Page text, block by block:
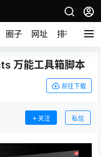
圈子 网址 排行榜
万能工具箱脚本
前往下载
关注 私信